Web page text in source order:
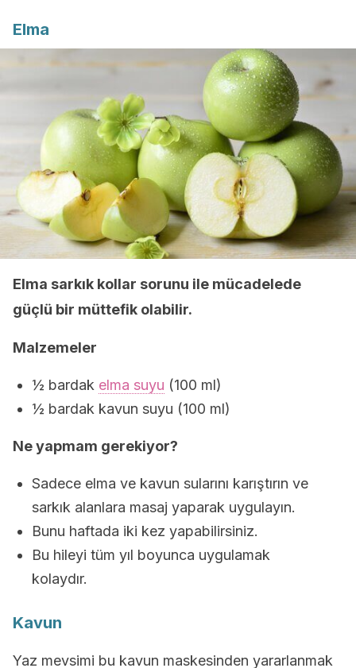
Elma
Elma sarkık kollar sorunu ile mücadelede
güçlü bir müttefik olabilir.
Malzemeler
½ bardak elma suyu (100 ml)
½ bardak kavun suyu (100 ml)
Ne yapmam gerekiyor?
Sadece elma ve kavun sularını karıştırın ve
sarkık alanlara masaj yaparak uygulayın.
Bunu haftada iki kez yapabilirsiniz.
Bu hileyi tüm yıl boyunca uygulamak
kolaydır.
Kavun
Yaz mevsimi bu kavun maskesinden yararlanmak